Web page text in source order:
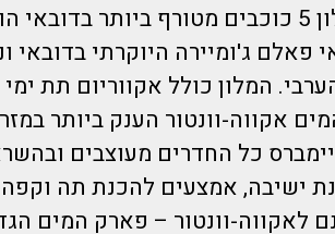
הדיל כולל טיסות ישירות לדובאי ומלון 5 כוכבים מטורף ביותר
האי פאלם ג'ומיירה היוקרתי
המלון כולל אקווריום תת ימי
אקווה-וונטור הענק ביותר
כל החדרים מעוצבים
ישיבה, אמצעים להכנת תה
לאקווה-וונטור – פארק המים